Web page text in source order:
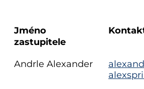
Jméno
zastupitele
Andrle Alexander